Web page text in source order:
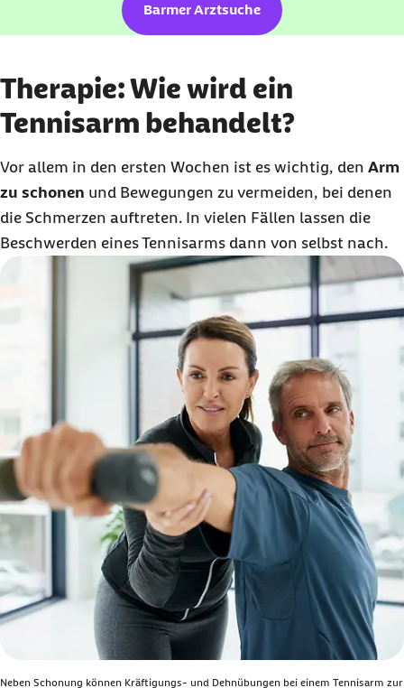
Barmer Arztsuche
Therapie: Wie wird ein
Tennisarm behandelt?
Vor allem in den ersten Wochen ist es wichtig, den Arm
zu schonen und Bewegungen zu vermeiden, bei denen
die Schmerzen auftreten. In vielen Fällen lassen die
Beschwerden eines Tennisarms dann von selbst nach.
Neben Schonung können Kräftigungs- und Dehnübungen bei einem Tennisarm zur